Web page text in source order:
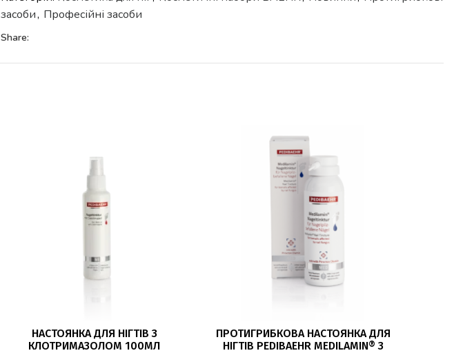
засоби, Професійні засоби
Share:
ДОДАТИ В КОШИК
НАСТОЯНКА ДЛЯ НІГТІВ З
КЛОТРИМАЗОЛОМ 100МЛ
ДОДАТИ В КОШИК
ПРОТИГРИБКОВА НАСТОЯНКА ДЛЯ
НІГТІВ PEDIBAEHR MEDILAMIN® З